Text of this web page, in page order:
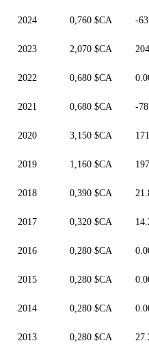
2024 0,760 $CA -
2023 2,070 $CA
2022 0,680 $CA
2021 0,680 $CA -
2020 3,150 $CA
2019 1,160 $CA
2018 0,390 $CA
2017 0,320 $CA
2016 0,280 $CA
2015 0,280 $CA
2014 0,280 $CA
2013 0,280 $CA